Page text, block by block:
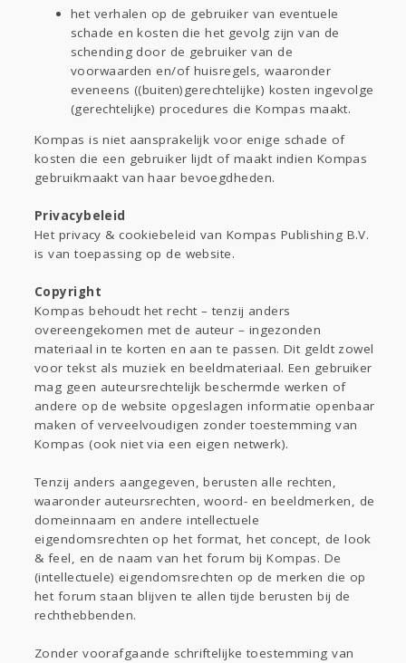
het verhalen op de gebruiker van eventuele
schade en kosten die het gevolg zijn van de
schending door de gebruiker van de
voorwaarden en/of huisregels, waaronder
eveneens ((buiten)gerechtelijke) kosten ingevolge
(gerechtelijke) procedures die Kompas maakt.
Kompas is niet aansprakelijk voor enige schade of
kosten die een gebruiker lijdt of maakt indien Kompas
gebruikmaakt van haar bevoegdheden.
Privacybeleid
Het privacy & cookiebeleid van Kompas Publishing B.V.
is van toepassing op de website.
Copyright
Kompas behoudt het recht – tenzij anders
overeengekomen met de auteur – ingezonden
materiaal in te korten en aan te passen. Dit geldt zowel
voor tekst als muziek en beeldmateriaal. Een gebruiker
mag geen auteursrechtelijk beschermde werken of
andere op de website opgeslagen informatie openbaar
maken of verveelvoudigen zonder toestemming van
Kompas (ook niet via een eigen netwerk).
Tenzij anders aangegeven, berusten alle rechten,
waaronder auteursrechten, woord- en beeldmerken, de
domeinnaam en andere intellectuele
eigendomsrechten op het format, het concept, de look
& feel, en de naam van het forum bij Kompas. De
(intellectuele) eigendomsrechten op de merken die op
het forum staan blijven te allen tijde berusten bij de
rechthebbenden.
Zonder voorafgaande schriftelijke toestemming van